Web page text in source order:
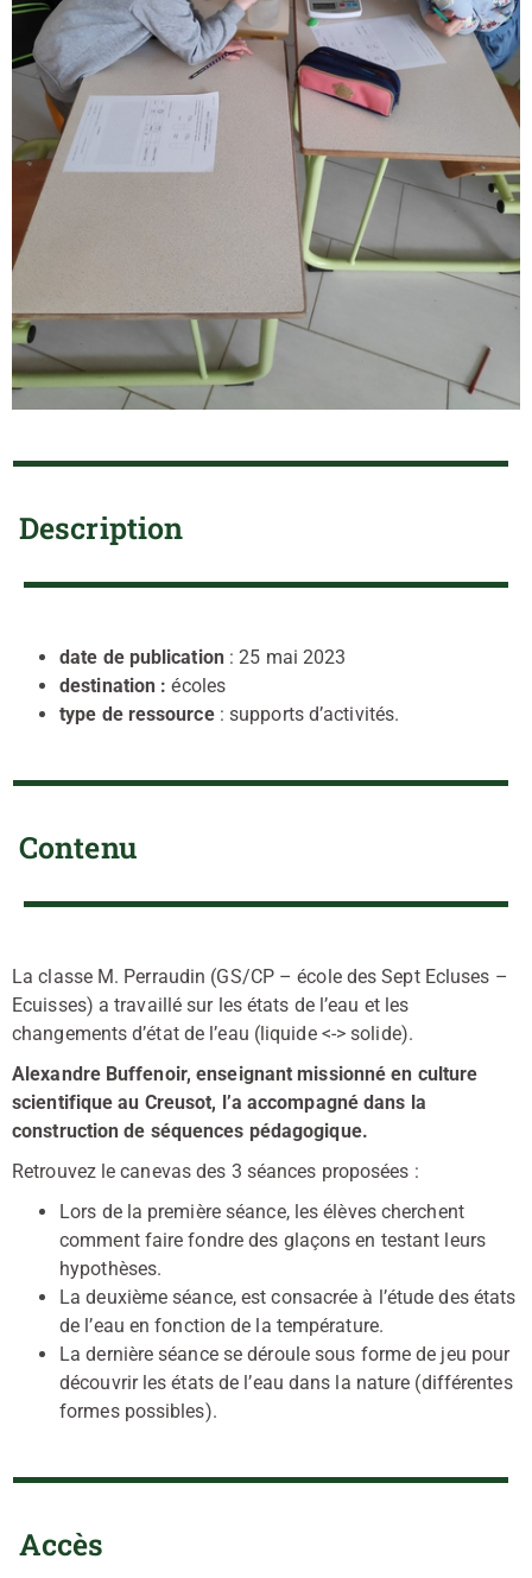
Description
date de publication: 25 mai 2023
destination :écoles
type de ressource: supports d’activités.
Contenu
La classe M. Perraudin (GS/CP – école des Sept Ecluses –
Ecuisses) a travaillé sur les états de l’eau et les
changements d’état de l’eau (liquide <-> solide).
Alexandre Buffenoir, enseignant missionné en culture
scientifique au Creusot, l’a accompagné dans la
construction de séquences pédagogique.
Retrouvez le canevas des 3 séances proposées :
Lors de la première séance, les élèves cherchent
comment faire fondre des glaçons en testant leurs
hypothèses.
La deuxième séance, est consacrée à l’étude des états
de l’eau en fonction de la température.
La dernière séance se déroule sous forme de jeu pour
découvrir les états de l’eau dans la nature (différentes
formes possibles).
Accès